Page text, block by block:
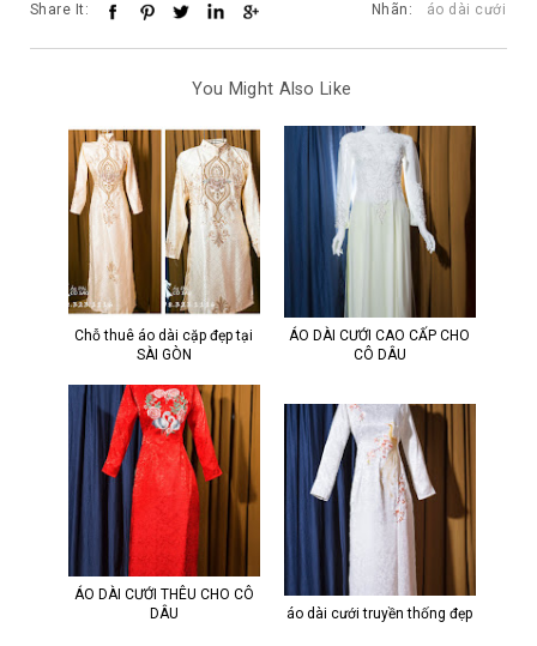
Share It: Nhãn: áo dài cưới
You Might Also Like
Chỗ thuê áo dài cặp đẹp tại
SÀI GÒN
ÁO DÀI CƯỚI CAO CẤP CHO
CÔ DÂU
ÁO DÀI CƯỚI THÊU CHO CÔ
DÂU
áo dài cưới truyền thống đẹp